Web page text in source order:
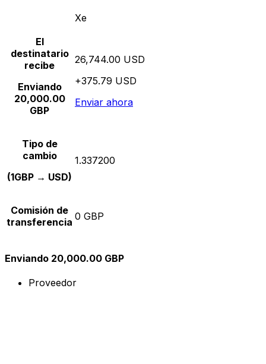
Xe
El
destinatario
recibe
Enviando
20,000.00
GBP
26,744.00 USD
+375.79 USD
Enviar ahora
Tipo de
cambio
(1GBP → USD)
1.337200
Comisión de
transferencia 0 GBP
Enviando 20,000.00 GBP
Proveedor